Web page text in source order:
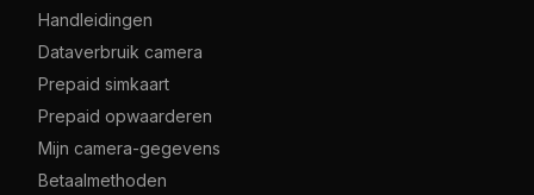
Handleidingen
Dataverbruik camera
Prepaid simkaart
Prepaid opwaarderen
Mijn camera-gegevens
Betaalmethoden